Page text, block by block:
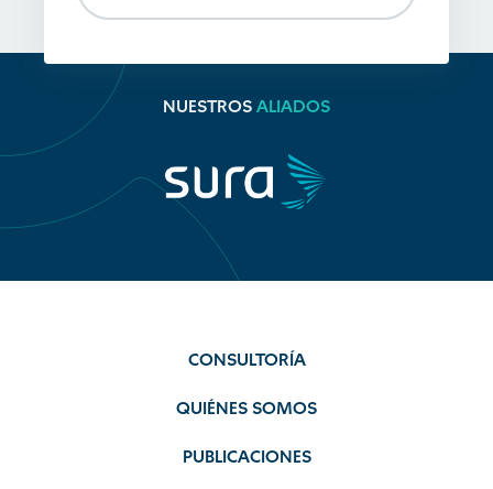
NUESTROS ALIADOS
CONSULTORÍA
QUIÉNES SOMOS
PUBLICACIONES